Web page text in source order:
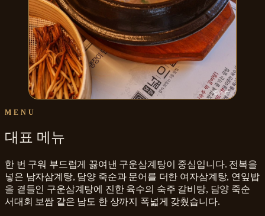
MENU
대표 메뉴
한 번 구워 부드럽게 끓여낸 구운삼계탕이 중심입니다. 전복을
넣은 남자삼계탕, 담양 죽순과 문어를 더한 여자삼계탕, 연잎밥
을 곁들인 구운삼계탕에 진한 육수의 숙주 갈비탕, 담양 죽순
서대회 보쌈 같은 남도 한 상까지 폭넓게 갖췄습니다.